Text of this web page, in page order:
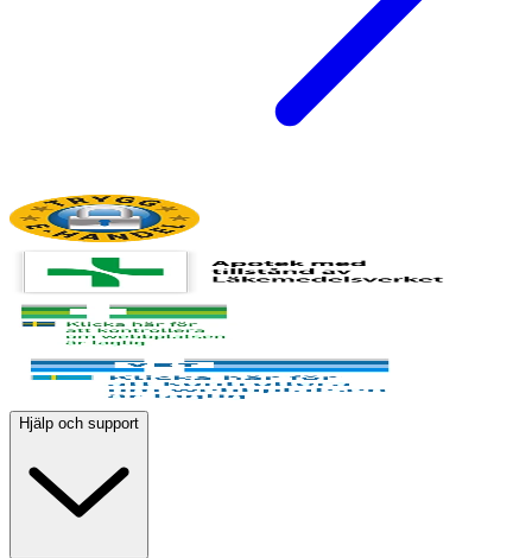
Hjälp och support